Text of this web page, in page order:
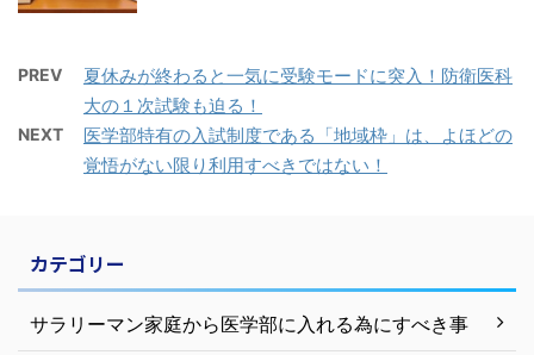
PREV
夏休みが終わると一気に受験モードに突入！防衛医科
大の１次試験も迫る！
NEXT
医学部特有の入試制度である「地域枠」は、よほどの
覚悟がない限り利用すべきではない！
カテゴリー
サラリーマン家庭から医学部に入れる為にすべき事